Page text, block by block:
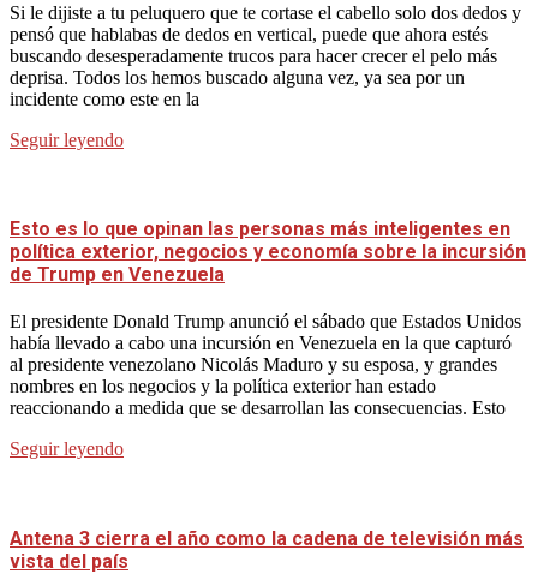
Si le dijiste a tu peluquero que te cortase el cabello solo dos dedos y
pensó que hablabas de dedos en vertical, puede que ahora estés
buscando desesperadamente trucos para hacer crecer el pelo más
deprisa. Todos los hemos buscado alguna vez, ya sea por un
incidente como este en la
Seguir leyendo
Esto es lo que opinan las personas más inteligentes en
política exterior, negocios y economía sobre la incursión
de Trump en Venezuela
El presidente Donald Trump anunció el sábado que Estados Unidos
había llevado a cabo una incursión en Venezuela en la que capturó
al presidente venezolano Nicolás Maduro y su esposa, y grandes
nombres en los negocios y la política exterior han estado
reaccionando a medida que se desarrollan las consecuencias. Esto
Seguir leyendo
Antena 3 cierra el año como la cadena de televisión más
vista del país